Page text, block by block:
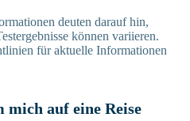
deuten darauf hin,
können variieren.
für aktuelle Informationen
mich auf eine Reise